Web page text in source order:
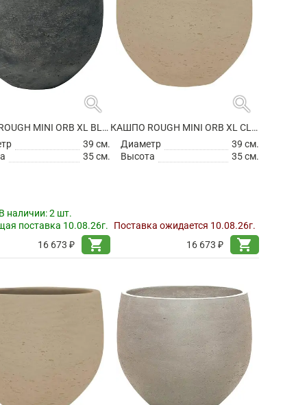
search
КАШПО ROUGH MINI ORB XL BLACK WASHED
39 см.
35 см.
наличии:2 шт.
поставка 10.08.26г.
16 673 ₽
shopping_cart
search
КАШПО ROUGH MINI ORB XL CLAY WASHED
Диаметр
39 см.
Высота
35 см.
Поставка ожидается 10.08.26г.
16 673 ₽
shopping_cart